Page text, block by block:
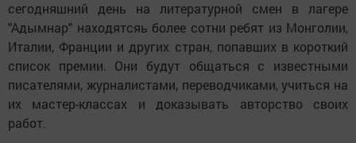
сегодняшний день на литературной смен в лагере
"Адымнар" находятсяь более сотни ребят из Монголии,
Италии, Франции и других стран, попавших в короткий
список премии. Они будут общаться с известными
писателями, журналистами, переводчиками, учиться на
их мастер-классах и доказывать авторство своих
работ.